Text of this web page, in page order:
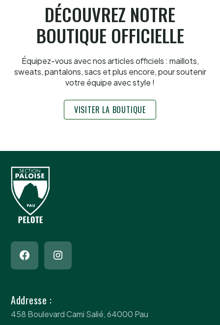
DÉCOUVREZ NOTRE
BOUTIQUE OFFICIELLE
Équipez-vous avec nos articles officiels : maillots,
sweats, pantalons, sacs et plus encore, pour soutenir
votre équipe avec style !
VISITER LA BOUTIQUE
Addresse :
458 Boulevard Cami Salié, 64000 Pau